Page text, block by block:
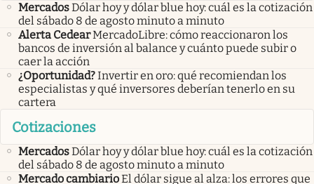
MercadosDólar hoy y dólar blue hoy: cuál es la cotización
del sábado 8 de agosto minuto a minuto
Alerta CedearMercadoLibre: cómo reaccionaron los
bancos de inversión al balance y cuánto puede subir o
caer la acción
¿Oportunidad?Invertir en oro: qué recomiendan los
especialistas y qué inversores deberían tenerlo en su
cartera
Cotizaciones
MercadosDólar hoy y dólar blue hoy: cuál es la cotización
del sábado 8 de agosto minuto a minuto
Mercado cambiarioEl dólar sigue al alza: los errores que